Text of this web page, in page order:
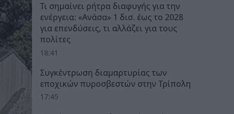
Τι σημαίνει ρήτρα διαφυγής για την
ενέργεια: «Ανάσα» 1 δισ. έως το 2028
για επενδύσεις, τι αλλάζει για τους
πολίτες
18:41
Συγκέντρωση διαμαρτυρίας των
εποχικών πυροσβεστών στην Τρίπολη
17:45